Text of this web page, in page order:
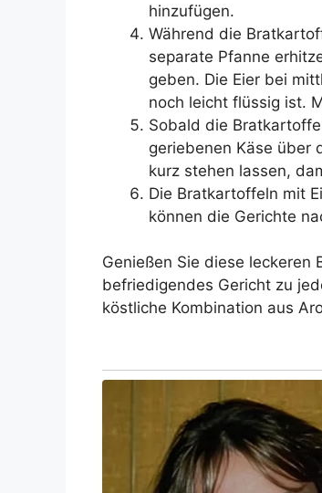
hinzufügen.
Während die
separate Pfanne
geben. Die Eier bei
noch leicht flüssig ist.
Sobald die
geriebenen Käse über
kurz stehen lassen,
Die Bratkartoffeln mit
können die Gerichte
Genießen Sie diese leckeren
befriedigendes Gericht zu
köstliche Kombination aus